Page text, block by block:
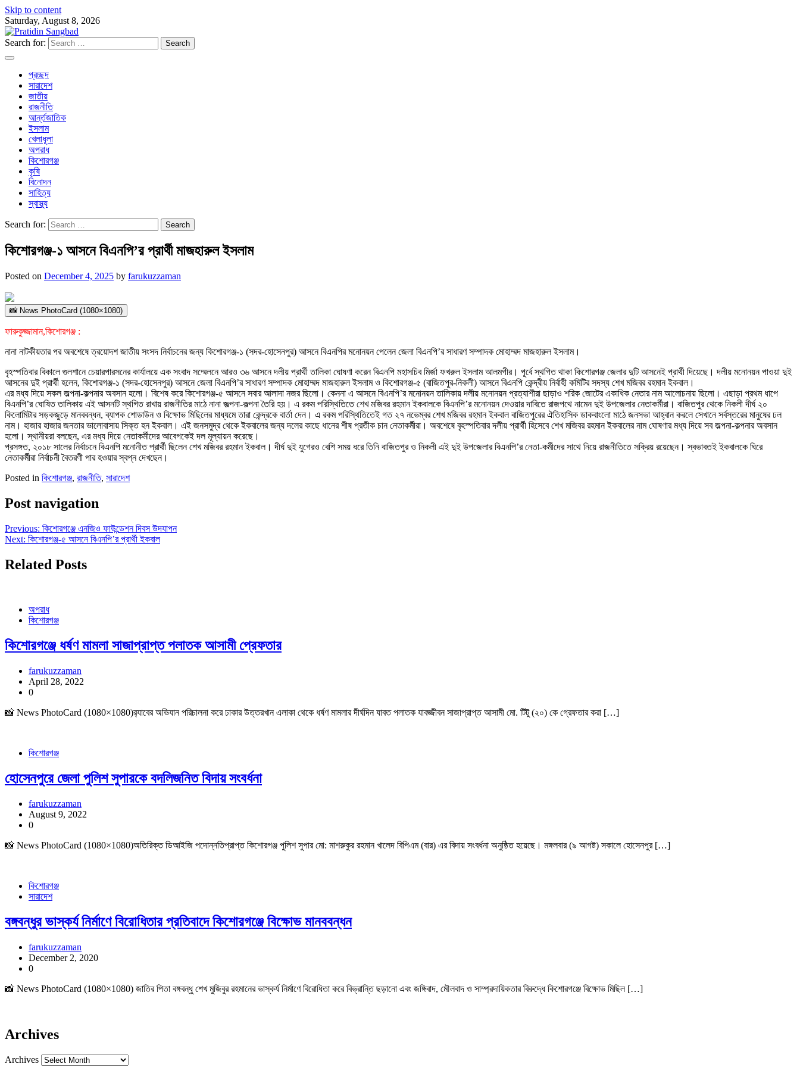
Skip to content
Saturday, August 8, 2026
Search for:
প্রচ্ছদ
সারাদেশ
জাতীয়
রাজনীতি
আর্ন্তজাতিক
ইসলাম
খেলাধূলা
অপরাধ
কিশোরগঞ্জ
কৃষি
বিনোদন
সাহিত্য
স্বাস্থ্য
Search for:
কিশোরগঞ্জ-১ আসনে বিএনপি’র প্রার্থী মাজহারুল ইসলাম
Posted on December 4, 2025 by farukuzzaman
📸 News PhotoCard (1080×1080)
ফারুকুজ্জামান,কিশোরগঞ্জ :
নানা নাটকীয়তার পর অবশেষে ত্রয়োদশ জাতীয় সংসদ নির্বাচনের জন্য কিশোরগঞ্জ-১ (সদর-হোসেনপুর) আসনে বিএনপির মনোনয়ন পেলেন জেলা বিএনপি’র সাধারণ সম্পাদক মোহাম্মদ মাজহারুল ইসলাম।
বৃহস্পতিবার বিকালে গুলশানে চেয়ারপারসনের কার্যালয়ে এক সংবাদ সম্মেলনে আরও ৩৬ আসনে দলীয় প্রার্থী তালিকা ঘোষণা করেন বিএনপি মহাসচিব মির্জা ফখরুল ইসলাম আলমগীর। পূর্বে স্থগিত থাকা কিশোরগঞ্জ জেলার দুটি আসনেই প্রার্থী দিয়েছে। দলীয় মনোনয়ন পাওয়া দুই
আসনের দুই প্রার্থী হলেন, কিশোরগঞ্জ-১ (সদর-হোসেনপুর) আসনে জেলা বিএনপি’র সাধারণ সম্পাদক মোহাম্মদ মাজহারুল ইসলাম ও কিশোরগঞ্জ-৫ (বাজিতপুর-নিকলী) আসনে বিএনপি কেন্দ্রীয় নির্বাহী কমিটির সদস্য শেখ মজিবর রহমান ইকবাল।
এর মধ্য দিয়ে সকল জল্পনা-কল্পনার অবসান হলো। বিশেষ করে কিশোরগঞ্জ-৫ আসনে সবার আলাদা নজর ছিলো। কেননা এ আসনে বিএনপি’র মনোনয়ন তালিকায় দলীয় মনোনয়ন প্রত্যাশীরা ছাড়াও শরিক জোটের একাধিক নেতার নাম আলোচনায় ছিলো। এছাড়া প্রথম ধাপে
বিএনপি’র ঘোষিত তালিকায় এই আসনটি স্থগিত রাখায় রাজনীতির মাঠে নানা জল্পনা-কল্পনা তৈরি হয়। এ রকম পরিস্থিতিতে শেখ মজিবর রহমান ইকবালকে বিএনপি’র মনোনয়ন দেওয়ার দাবিতে রাজপথে নামেন দুই উপজেলার নেতাকর্মীরা। বাজিতপুর থেকে নিকলী দীর্ঘ ২০
কিলোমিটার সড়কজুড়ে মানববন্ধন, ব্যাপক শোডাউন ও বিক্ষোভ মিছিলের মাধ্যমে তারা কেন্দ্রকে বার্তা দেন। এ রকম পরিস্থিতিতেই গত ২৭ নভেম্বর শেখ মজিবর রহমান ইকবাল বাজিতপুরের ঐতিহাসিক ডাকবাংলো মাঠে জনসভা আহ্বান করলে সেখানে সর্বস্তরের মানুষের ঢল
নাম। হাজার হাজার জনতার ভালোবাসায় সিক্ত হন ইকবাল। এই জনসমুদ্র থেকে ইকবালের জন্য দলের কাছে ধানের শীষ প্রতীক চান নেতাকর্মীরা। অবশেষে বৃহস্পতিবার দলীয় প্রার্থী হিসেবে শেখ মজিবর রহমান ইকবালের নাম ঘোষণার মধ্য দিয়ে সব জল্পনা-কল্পনার অবসান
হলো। স্থানীয়রা বলছেন, এর মধ্য দিয়ে নেতাকর্মীদের আবেগকেই দল মূল্যায়ন করেছে।
প্রসঙ্গত, ২০১৮ সালের নির্বাচনে বিএনপি মনোনীত প্রার্থী ছিলেন শেখ মজিবর রহমান ইকবাল। দীর্ঘ দুই যুগেরও বেশি সময় ধরে তিনি বাজিতপুর ও নিকলী এই দুই উপজেলার বিএনপি’র নেতা-কর্মীদের সাথে নিয়ে রাজনীতিতে সক্রিয় রয়েছেন। স্বভাবতই ইকবালকে ঘিরে
নেতাকর্মীরা নির্বাচনী বৈতরণী পার হওয়ার স্বপ্ন দেখছেন।
Posted in কিশোরগঞ্জ, রাজনীতি, সারাদেশ
Post navigation
Previous: কিশোরগঞ্জে এনজিও ফাউন্ডেশন দিবস উদযাপন
Next: কিশোরগঞ্জ-৫ আসনে বিএনপি’র প্রার্থী ইকবাল
Related Posts
অপরাধ
কিশোরগঞ্জ
কিশোরগঞ্জে ধর্ষণ মামলা সাজাপ্রাপ্ত পলাতক আসামী প্রেফতার
farukuzzaman
April 28, 2022
0
📸 News PhotoCard (1080×1080)র‌্যাবের অভিযান পরিচালনা করে ঢাকার উত্তরখান এলাকা থেকে ধর্ষণ মামলার দীর্ঘদিন যাবত পলাতক যাবজ্জীবন সাজাপ্রাপ্ত আসামী মো. টিটু (২০) কে গ্রেফতার করা […]
কিশোরগঞ্জ
হোসেনপুরে জেলা পুলিশ সুপারকে বদলিজনিত বিদায় সংবর্ধনা
farukuzzaman
August 9, 2022
0
📸 News PhotoCard (1080×1080)অতিরিক্ত ডিআইজি পদোন্নতিপ্রাপ্ত কিশোরগঞ্জ পুলিশ সুপার মো: মাশরুকুর রহমান খালেদ বিপিএম (বার) এর বিদায় সংবর্ধনা অনুষ্ঠিত হয়েছে। মঙ্গলবার (৯ আগষ্ট) সকালে হোসেনপুর […]
কিশোরগঞ্জ
সারাদেশ
বঙ্গবন্ধুর ভাস্কর্য নির্মাণে বিরোধিতার প্রতিবাদে কিশোরগঞ্জে বিক্ষোভ মানববন্ধন
farukuzzaman
December 2, 2020
0
📸 News PhotoCard (1080×1080) জাতির পিতা বঙ্গবন্ধু শেখ মুজিবুর রহমানের ভাস্কর্য নির্মাণে বিরোধিতা করে বিভ্রান্তি ছড়ানো এবং জঙ্গিবাদ, মৌলবাদ ও সাম্প্রদায়িকতার বিরুদ্ধে কিশোরগঞ্জে বিক্ষোভ মিছিল […]
Archives
Archives